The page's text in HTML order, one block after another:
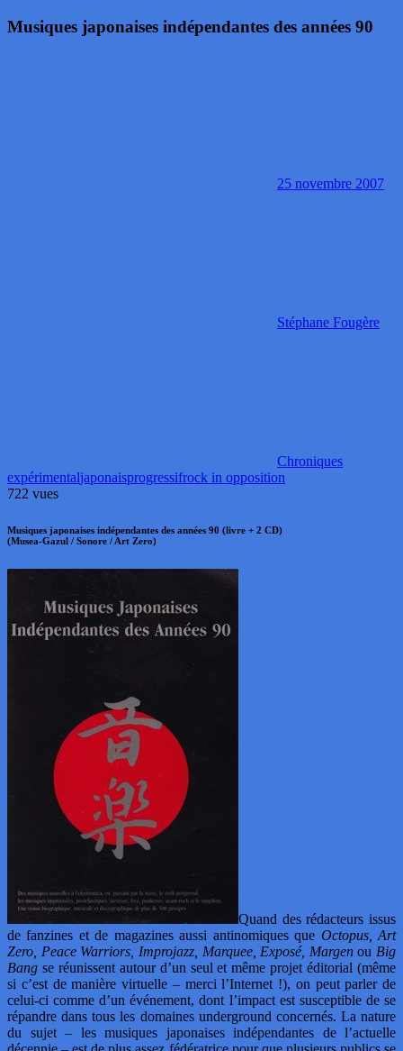
Musiques japonaises indépendantes des années 90
25 novembre 2007
Stéphane Fougère
Chroniques
expérimentaljaponaisprogressifrock in opposition
722 vues
Musiques japonaises indépendantes des années 90 (livre + 2 CD)
(Musea-Gazul / Sonore / Art Zero)
Quand des rédacteurs issus
de fanzines et de magazines aussi antinomiques que Octopus, Art
Zero, Peace Warriors, Improjazz, Marquee, Exposé, Margenou Big
Bang se réunissent autour d’un seul et même projet éditorial (même
si c’est de manière virtuelle – merci l’Internet !), on peut parler de
celui-ci comme d’un événement, dont l’impact est susceptible de se
répandre dans tous les domaines underground concernés. La nature
du sujet – les musiques japonaises indépendantes de l’actuelle